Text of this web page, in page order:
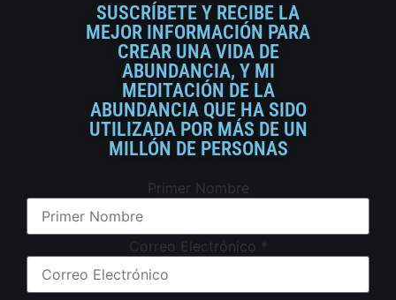
SUSCRÍBETE Y RECIBE LA
MEJOR INFORMACIÓN PARA
CREAR UNA VIDA DE
ABUNDANCIA, Y MI
MEDITACIÓN DE LA
ABUNDANCIA QUE HA SIDO
UTILIZADA POR MÁS DE UN
MILLÓN DE PERSONAS
Primer Nombre
Correo Electrónico *